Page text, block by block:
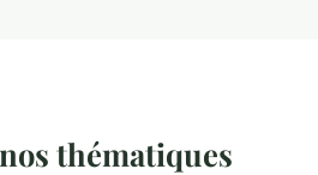
thématiques